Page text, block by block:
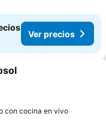
Ver precios
favoritos
con cocina en vivoVer